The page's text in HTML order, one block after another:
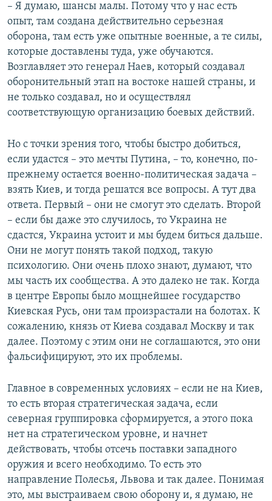
– Я думаю, шансы малы. Потому что у нас есть
опыт, там создана действительно серьезная
оборона, там есть уже опытные военные, а те силы,
которые доставлены туда, уже обучаются.
Возглавляет это генерал Наев, который создавал
оборонительный этап на востоке нашей страны, и
не только создавал, но и осуществлял
соответствующую организацию боевых действий.
Но с точки зрения того, чтобы быстро добиться,
если удастся – это мечты Путина, – то, конечно, по-
прежнему остается военно-политическая задача –
взять Киев, и тогда решатся все вопросы. А тут два
ответа. Первый – они не смогут это сделать. Второй
– если бы даже это случилось, то Украина не
сдастся, Украина устоит и мы будем биться дальше.
Они не могут понять такой подход, такую
психологию. Они очень плохо знают, думают, что
мы часть их сообщества. А это далеко не так. Когда
в центре Европы было мощнейшее государство
Киевская Русь, они там произрастали на болотах. К
сожалению, князь от Киева создавал Москву и так
далее. Поэтому с этим они не соглашаются, это они
фальсифицируют, это их проблемы.
Главное в современных условиях – если не на Киев,
то есть вторая стратегическая задача, если
северная группировка сформируется, а этого пока
нет на стратегическом уровне, и начнет
действовать, чтобы отсечь поставки западного
оружия и всего необходимо. То есть это
направление Полесья, Львова и так далее. Понимая
это, мы выстраиваем свою оборону и, я думаю, не